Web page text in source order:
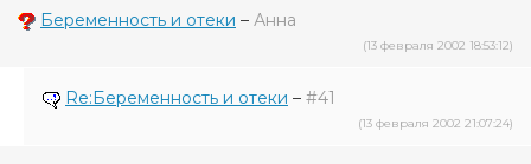
Беременность и отеки – Анна
(13 февраля 2002 18:53:12)
Re:Беременность и отеки – #41
(13 февраля 2002 21:07:24)